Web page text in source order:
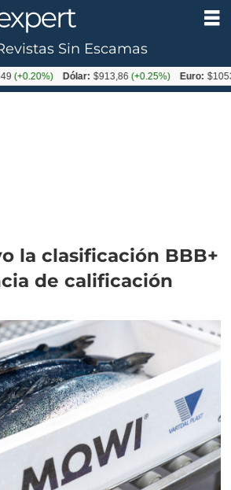
la clasificación BBB+
de calificación
Sin Escamas
Dólar: $913,86(+0.25%) Euro: $1053,08(-